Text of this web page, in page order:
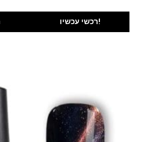
רכשי עכשיו!